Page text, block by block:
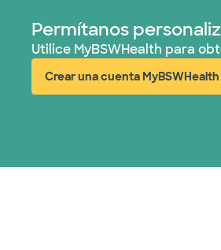
Permítanos
Utilice MyBSWHealth para
Crear una cuenta MyBSWHealth
(abre en